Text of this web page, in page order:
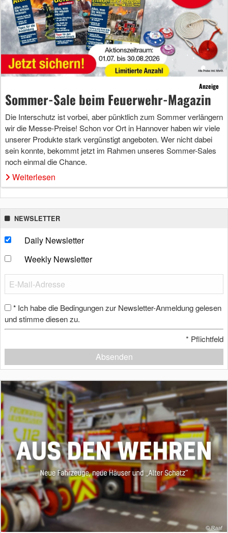
Anzeige
Sommer-Sale beim Feuerwehr-Magazin
Die Interschutz ist vorbei, aber pünktlich zum Sommer verlängern
wir die Messe-Preise! Schon vor Ort in Hannover haben wir viele
unserer Produkte stark vergünstigt angeboten. Wer nicht dabei
sein konnte, bekommt jetzt im Rahmen unseres Sommer-Sales
noch einmal die Chance.
Weiterlesen
NEWSLETTER
Daily Newsletter
Weekly Newsletter
* Ich habe die Bedingungen zur Newsletter-Anmeldung gelesen
und stimme diesen zu.
* Pflichtfeld
Absenden